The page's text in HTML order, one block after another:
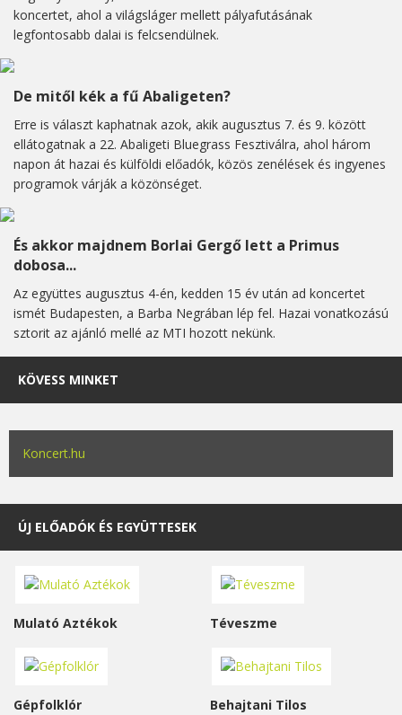
koncertet, ahol a világsláger mellett pályafutásának
legfontosabb dalai is felcsendülnek.
De mitől kék a fű Abaligeten?
Erre is választ kaphatnak azok, akik augusztus 7. és 9. között
ellátogatnak a 22. Abaligeti Bluegrass Fesztiválra, ahol három
napon át hazai és külföldi előadók, közös zenélések és ingyenes
programok várják a közönséget.
És akkor majdnem Borlai Gergő lett a Primus
dobosa...
Az együttes augusztus 4-én, kedden 15 év után ad koncertet
ismét Budapesten, a Barba Negrában lép fel. Hazai vonatkozású
sztorit az ajánló mellé az MTI hozott nekünk.
KÖVESS MINKET
Koncert.hu
ÚJ ELŐADÓK ÉS EGYÜTTESEK
Mulató Aztékok Téveszme
Gépfolklór Behajtani Tilos